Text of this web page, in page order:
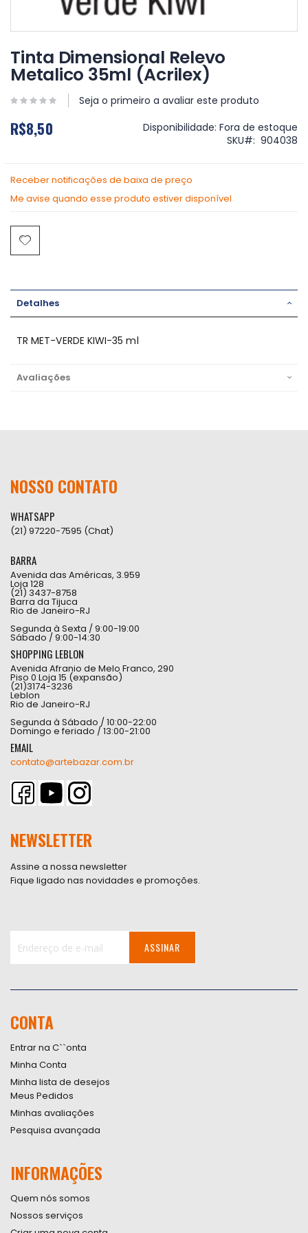
para
o
início
Galeria
imagens
Tinta Dimensional Relevo
Metalico 35ml (Acrilex)
Seja o primeiro a avaliar este produto
R$8,50 Disponibilidade: Fora de estoque
SKU
904038
Receber notificações de baixa de preço
Me avise quando esse produto estiver disponível
Detalhes
TR MET-VERDE KIWI-35 ml
Avaliações
NOSSO CONTATO
WHATSAPP
(21) 97220-7595 (Chat)
BARRA
Avenida das Américas, 3.959
Loja 128
(21) 3437-8758
Barra da Tijuca
Rio de Janeiro-RJ
Segunda à Sexta / 9:00-19:00
Sábado / 9:00-14:30
SHOPPING LEBLON
Avenida Afranio de Melo Franco, 290
Piso 0 Loja 15 (expansão)
(21)3174-3236
Leblon
Rio de Janeiro-RJ
Segunda à Sábado / 10:00-22:00
Domingo e feriado / 13:00-21:00
EMAIL
contato@artebazar.com.br
NEWSLETTER
Assine a nossa newsletter
Fique ligado nas novidades e promoções.
Newsletter:
ASSINAR
CONTA
Entrar na C``onta
Minha Conta
Minha lista de desejos
Meus Pedidos
Minhas avaliações
Pesquisa avançada
INFORMAÇÕES
Quem nós somos
Nossos serviços